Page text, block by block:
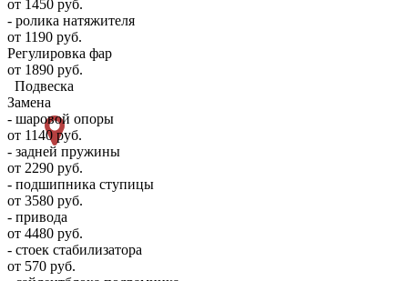
от 1450 руб.
- ролика натяжителя
от 1190 руб.
Регулировка фар
от 1890 руб.
Подвеска
Замена
- шаровой опоры
от 1140 руб.
- задней пружины
от 2290 руб.
- подшипника ступицы
от 3580 руб.
- привода
от 4480 руб.
- стоек стабилизатора
от 570 руб.